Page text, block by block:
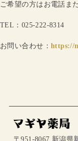
ご希望の方はお電話ま
TEL：025-222-8314
お問い合わせ： https://
〒951-8067 新潟県